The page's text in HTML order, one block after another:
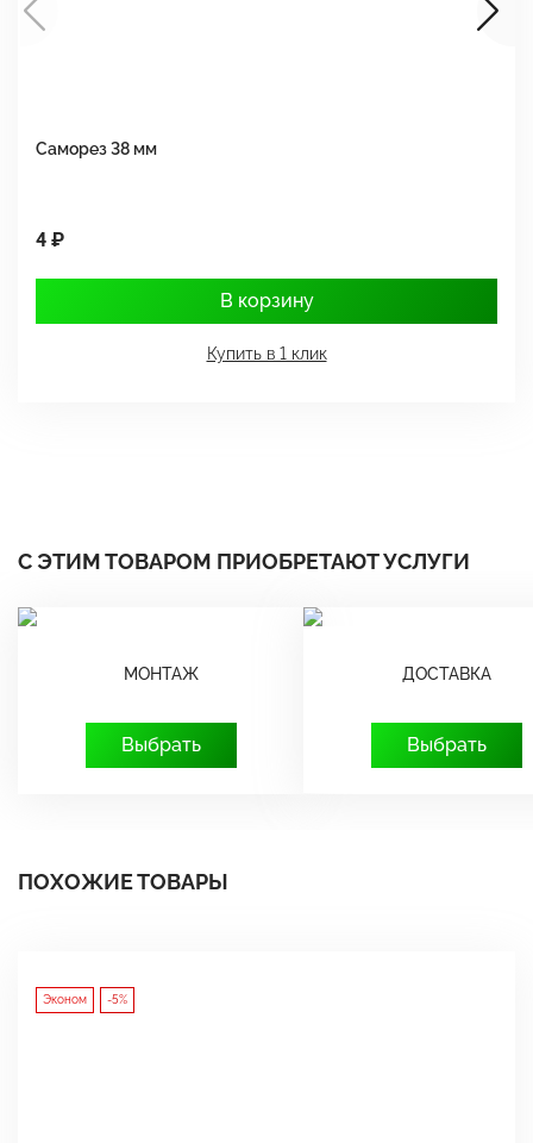
Саморез 38 мм
4 ₽
В корзину
Купить в 1 клик
С ЭТИМ ТОВАРОМ ПРИОБРЕТАЮТ УСЛУГИ
МОНТАЖ
Выбрать
ДОСТАВКА
Выбрать
ПОХОЖИЕ ТОВАРЫ
Эконом -5%